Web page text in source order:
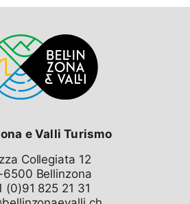
e Valli Turismo
Collegiata 12
6500 Bellinzona